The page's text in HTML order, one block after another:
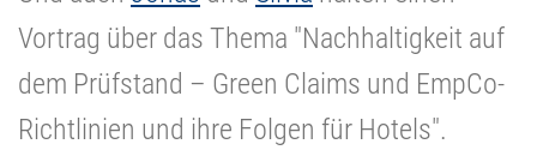
Vortrag über das Thema "Nachhaltigkeit auf
dem Prüfstand – Green Claims und EmpCo-
Richtlinien und ihre Folgen für Hotels".